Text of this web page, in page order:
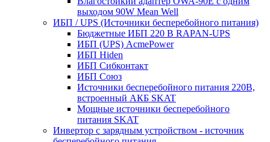
выходом 90W Mean Well
ИБП / UPS (Источники бесперебойного питания)
Бюджетные ИБП 220 В RAPAN-UPS
ИБП (UPS) AcmePower
ИБП Hiden
ИБП Сибконтакт
ИБП Союз
Источники бесперебойного питания 220В,
встроенный АКБ SKAT
Мощные источники бесперебойного
питания SKAT
Инвертор с зарядным устройством - источник